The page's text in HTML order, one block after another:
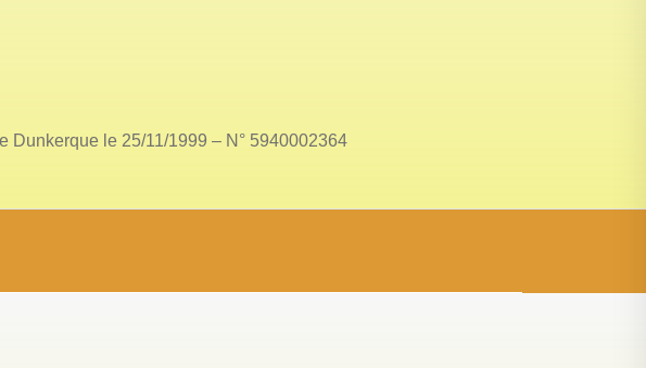
Dunkerque le 25/11/1999 – N° 5940002364